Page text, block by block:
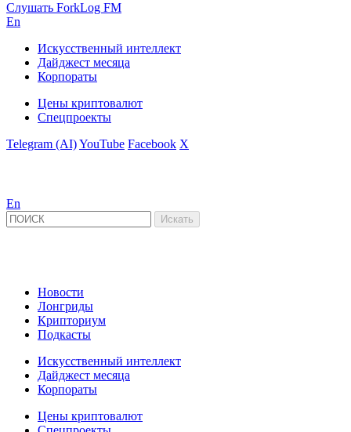
Слушать ForkLog FM
En
Искусственный интеллект
Дайджест месяца
Корпораты
Цены криптовалют
Спецпроекты
Telegram (AI)YouTube Facebook X
En
Новости
Лонгриды
Крипториум
Подкасты
Искусственный интеллект
Дайджест месяца
Корпораты
Цены криптовалют